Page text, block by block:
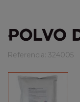
POLVO
Referencia: 324005